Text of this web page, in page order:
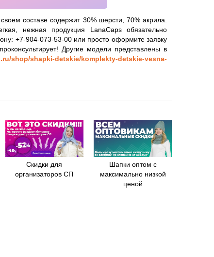
составе содержит 30% шерсти, 70% акрила.
нежная продукция LanaCaps обязательно
+7-904-073-53-00 или просто оформите заявку
Другие модели представлены в
shop/shapki-detskie/komplekty-detskie-vesna-
Скидки для
организаторов СП
Шапки оптом с
максимально низкой
ценой